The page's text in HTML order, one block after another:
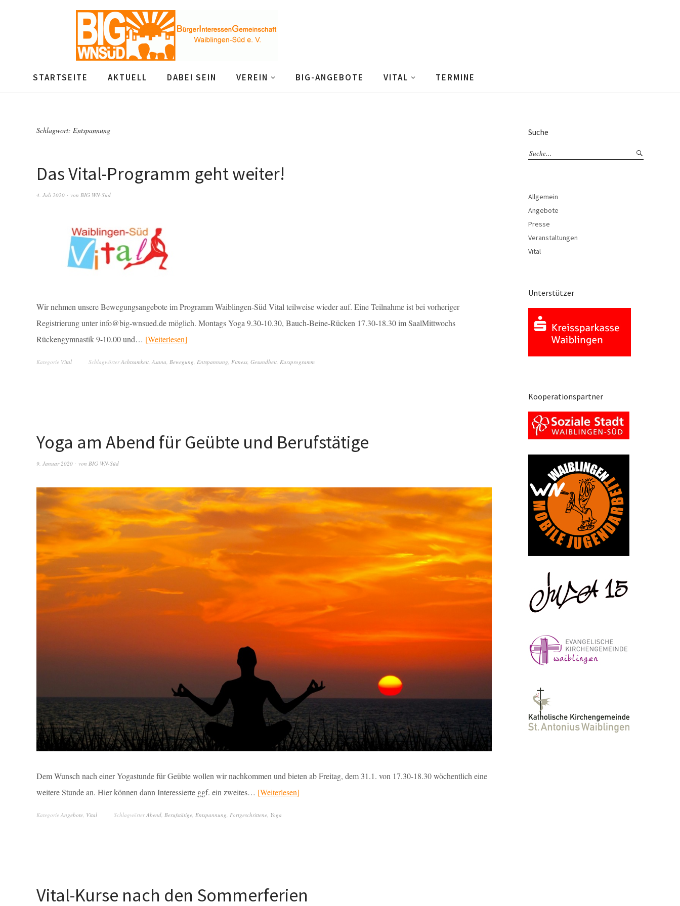
STARTSEITE AKTUELL DABEI SEIN VEREIN BIG-ANGEBOTE VITAL TERMINE
Schlagwort: Entspannung
Das Vital-Programm geht weiter!
4. Juli 2020 von BIG WN-Süd
Wir nehmen unsere Bewegungsangebote im Programm Waiblingen-Süd Vital teilweise wieder auf. Eine Teilnahme ist bei vorheriger
Registrierung unter info@big-wnsued.de möglich. Montags Yoga 9.30-10.30, Bauch-Beine-Rücken 17.30-18.30 im SaalMittwochs
Rückengymnastik 9-10.00 und… Weiterlesen
Kategorie Vital SchlagwörterAchtsamkeit, Asana, Bewegung, Entspannung, Fitness, Gesundheit, Kursprogramm
Yoga am Abend für Geübte und Berufstätige
9. Januar 2020 von BIG WN-Süd
Dem Wunsch nach einer Yogastunde für Geübte wollen wir nachkommen und bieten ab Freitag, dem 31.1. von 17.30-18.30 wöchentlich eine
weitere Stunde an. Hier können dann Interessierte ggf. ein zweites… Weiterlesen
Kategorie Angebote, Vital SchlagwörterAbend, Berufstätige, Entspannung, Fortgeschrittene, Yoga
Vital-Kurse nach den Sommerferien
Suche
Allgemein
Angebote
Presse
Veranstaltungen
Vital
Unterstützer
Kooperationspartner